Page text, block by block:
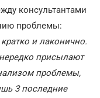
консультантами
проблемы:
и лаконично.
присылают
проблемы,
3 последние